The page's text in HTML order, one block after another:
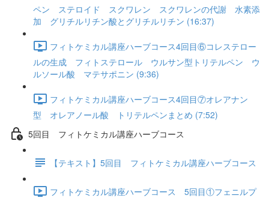
ペン ステロイド スクワレン スクワレンの代謝 水素添
加 グリチルリチン酸とグリチルリチン (16:37)
フィトケミカル講座ハーブコース4回目⑥コレステロー
ルの生成 フィトステロール ウルサン型トリテルペン ウ
ルソール酸 マテサポニン (9:36)
フィトケミカル講座ハーブコース4回目⑦オレアナン
型 オレアノール酸 トリテルペンまとめ (7:52)
5回目 フィトケミカル講座ハーブコース
【テキスト】5回目 フィトケミカル講座ハーブコース
フィトケミカル講座ハーブコース 5回目①フェニルプ